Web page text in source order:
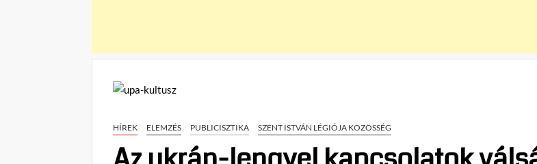
HÍREK ELEMZÉS PUBLICISZTIKA SZENT ISTVÁN LÉGIÓJA KÖZÖSSÉG